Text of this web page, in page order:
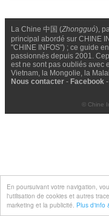
En poursuivant votre navigation,
l'utilisation de cookies et autres
marketing et la publicité. Plus d'info
La Chine 中国 (Zhongguó),
principal abordé sur CHINE
"CHINE INFOS") ; ce guide
passionnés depuis 2001.
est ne sont pas oubliés avec
Vietnam, la Mongolie, la
Nous contacter - Facebook -
© Chine